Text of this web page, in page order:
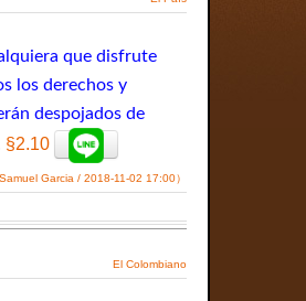
que disfrute
los derechos y
despojados de
§2.10
Samuel Garcia / 2018-11-02 17:00）
El Colombiano